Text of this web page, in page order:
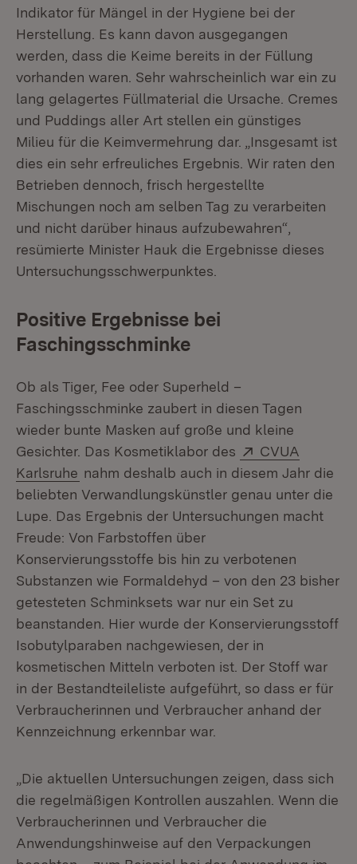
Indikator für Mängel in der Hygiene bei der
Herstellung. Es kann davon ausgegangen
werden, dass die Keime bereits in der Füllung
vorhanden waren. Sehr wahrscheinlich war ein zu
lang gelagertes Füllmaterial die Ursache. Cremes
und Puddings aller Art stellen ein günstiges
Milieu für die Keimvermehrung dar. „Insgesamt ist
dies ein sehr erfreuliches Ergebnis. Wir raten den
Betrieben dennoch, frisch hergestellte
Mischungen noch am selben Tag zu verarbeiten
und nicht darüber hinaus aufzubewahren“,
resümierte Minister Hauk die Ergebnisse dieses
Untersuchungsschwerpunktes.
Positive Ergebnisse bei
Faschingsschminke
Ob als Tiger, Fee oder Superheld –
Faschingsschminke zaubert in diesen Tagen
wieder bunte Masken auf große und kleine
Gesichter. Das Kosmetiklabor des
Extern:
CVUA
Karlsruhe (Öffnet in neuem Fenster)
nahm deshalb auch in diesem Jahr die
beliebten Verwandlungskünstler genau unter die
Lupe. Das Ergebnis der Untersuchungen macht
Freude: Von Farbstoffen über
Konservierungsstoffe bis hin zu verbotenen
Substanzen wie Formaldehyd – von den 23 bisher
getesteten Schminksets war nur ein Set zu
beanstanden. Hier wurde der Konservierungsstoff
Isobutylparaben nachgewiesen, der in
kosmetischen Mitteln verboten ist. Der Stoff war
in der Bestandteileliste aufgeführt, so dass er für
Verbraucherinnen und Verbraucher anhand der
Kennzeichnung erkennbar war.
„Die aktuellen Untersuchungen zeigen, dass sich
die regelmäßigen Kontrollen auszahlen. Wenn die
Verbraucherinnen und Verbraucher die
Anwendungshinweise auf den Verpackungen